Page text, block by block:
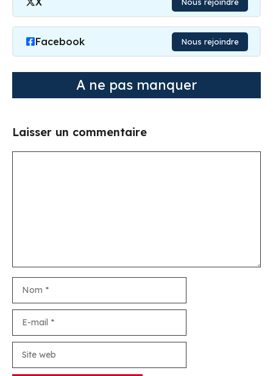
Facebook Nous rejoindre
A ne pas manquer
Laisser un commentaire
mail
web